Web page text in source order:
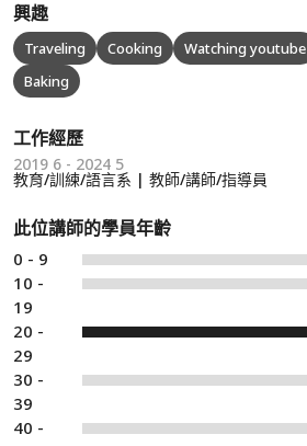
興趣
Traveling Cooking Watching youtube
Baking
工作經歷
2019 6 - 2024 5
教育/訓練/語言系 | 教師/講師/指導員
此位講師的學員年齡
0 - 9
10 -
19
20 -
29
30 -
39
40 -